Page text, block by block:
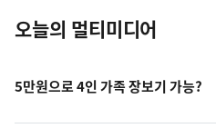
오늘의 멀티미디어
5만원으로 4인 가족 장보기 가능?